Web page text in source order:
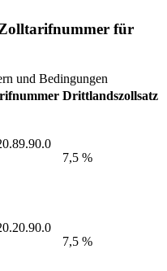
für
und Bedingungen
Drittlandszollsatz
7,5 %
7,5 %